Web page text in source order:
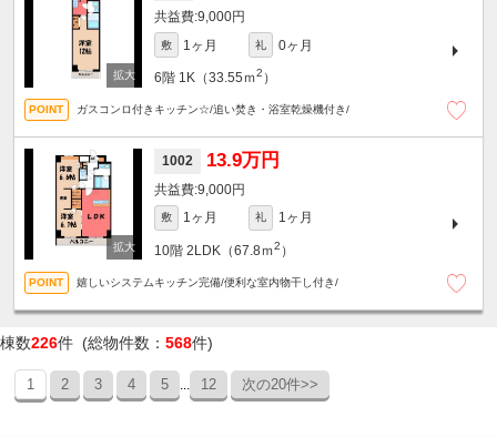
9,000円
敷 1ヶ月 礼 0ヶ月
6階 1K（33.55ｍ2 ）
ガスコンロ付きキッチン☆/追い焚き・浴室乾燥機付き/
1002 13.9万円
9,000円
敷 1ヶ月 礼 1ヶ月
10階 2LDK（67.8ｍ2 ）
嬉しいシステムキッチン完備/便利な室内物干し付き/
棟数226件 (総物件数： 568件)
1 2 3 4 5 12 次の20件>>